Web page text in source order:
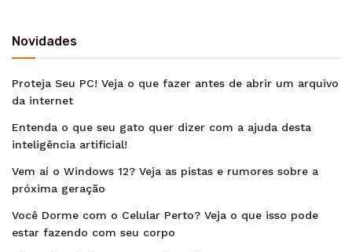
Novidades
Proteja Seu PC! Veja o que fazer antes de abrir um arquivo
da internet
Entenda o que seu gato quer dizer com a ajuda desta
inteligência artificial!
Vem aí o Windows 12? Veja as pistas e rumores sobre a
próxima geração
Você Dorme com o Celular Perto? Veja o que isso pode
estar fazendo com seu corpo